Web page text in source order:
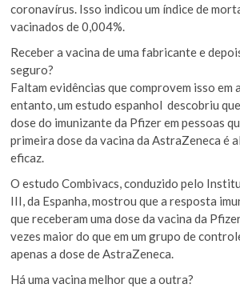
coronavírus. Isso indicou um índice de
vacinados de 0,004%.
Receber a vacina de uma fabricante e
seguro?
Faltam evidências que comprovem isso em
entanto, um estudo espanhol descobriu
dose do imunizante da Pfizer em pessoas
primeira dose da vacina da AstraZeneca é
eficaz.
O estudo Combivacs, conduzido pelo
III, da Espanha, mostrou que a resposta
que receberam uma dose da vacina da
vezes maior do que em um grupo de
apenas a dose de AstraZeneca.
Há uma vacina melhor que a outra?